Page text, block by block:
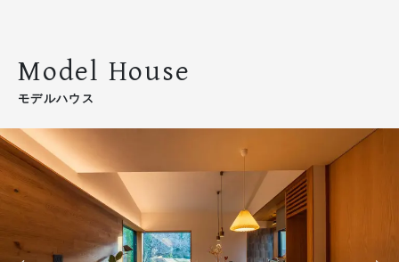
Model House
モデルハウス